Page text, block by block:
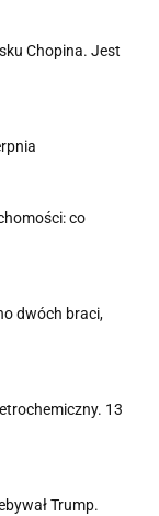
Chopina. Jest
co
dwóch braci,
13
Trump.